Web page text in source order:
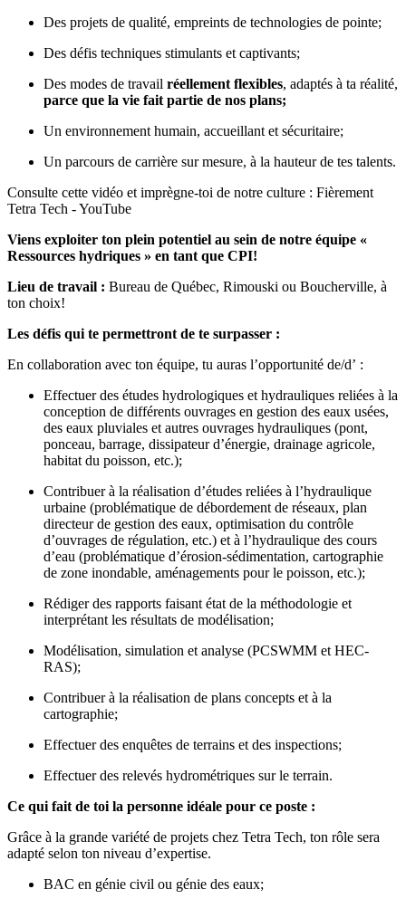
Des projets de qualité, empreints de technologies de pointe;
Des défis techniques stimulants et captivants;
Des modes de travail réellement flexibles, adaptés à ta réalité,
parce que la vie fait partie de nos plans;
Un environnement humain, accueillant et sécuritaire;
Un parcours de carrière sur mesure, à la hauteur de tes talents.
Consulte cette vidéo et imprègne-toi de notre culture : Fièrement
Tetra Tech - YouTube
Viens exploiter ton plein potentiel au sein de notre équipe «
Ressources hydriques » en tant que CPI!
Lieu de travail : Bureau de Québec, Rimouski ou Boucherville, à
ton choix!
Les défis qui te permettront de te surpasser :
En collaboration avec ton équipe, tu auras l’opportunité de/d’ :
Effectuer des études hydrologiques et hydrauliques reliées à la
conception de différents ouvrages en gestion des eaux usées,
des eaux pluviales et autres ouvrages hydrauliques (pont,
ponceau, barrage, dissipateur d’énergie, drainage agricole,
habitat du poisson, etc.);
Contribuer à la réalisation d’études reliées à l’hydraulique
urbaine (problématique de débordement de réseaux, plan
directeur de gestion des eaux, optimisation du contrôle
d’ouvrages de régulation, etc.) et à l’hydraulique des cours
d’eau (problématique d’érosion-sédimentation, cartographie
de zone inondable, aménagements pour le poisson, etc.);
Rédiger des rapports faisant état de la méthodologie et
interprétant les résultats de modélisation;
Modélisation, simulation et analyse (PCSWMM et HEC-
RAS);
Contribuer à la réalisation de plans concepts et à la
cartographie;
Effectuer des enquêtes de terrains et des inspections;
Effectuer des relevés hydrométriques sur le terrain.
Ce qui fait de toi la personne idéale pour ce poste :
Grâce à la grande variété de projets chez Tetra Tech, ton rôle sera
adapté selon ton niveau d’expertise.
BAC en génie civil ou génie des eaux;